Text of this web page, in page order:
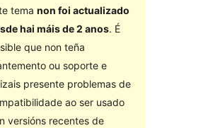
tema non foi actualizado
hai máis de 2 anos. É
que non teña
ou soporte e
presente problemas de
ao ser usado
versións recentes de